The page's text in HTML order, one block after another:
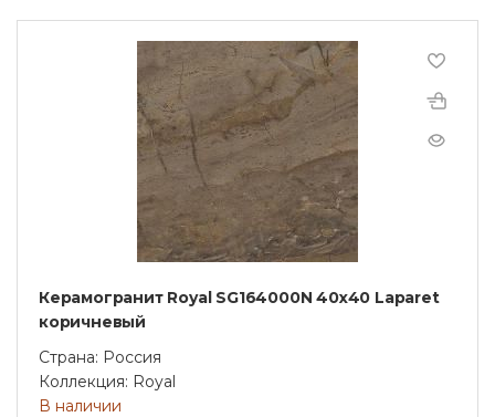
Керамогранит Royal SG164000N 40х40 Laparet
коричневый
Страна: Россия
Коллекция: Royal
В наличии